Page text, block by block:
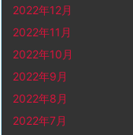
2022年12月
2022年11月
2022年10月
2022年9月
2022年8月
2022年7月